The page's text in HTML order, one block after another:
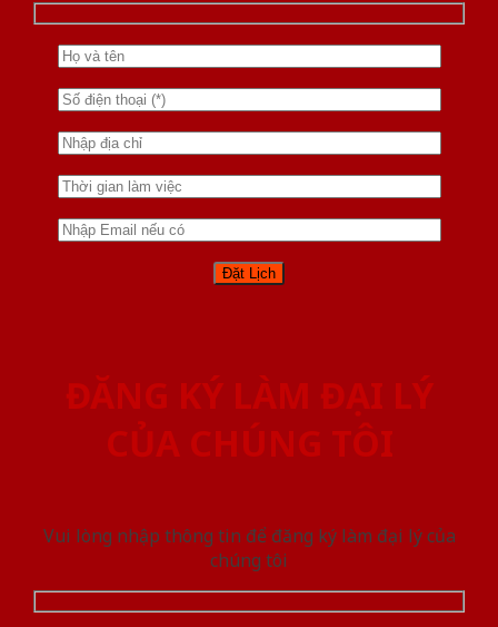
ĐĂNG KÝ LÀM ĐẠI LÝ
CỦA CHÚNG TÔI
Vui lòng nhập thông tin để đăng ký làm đại lý của
chúng tôi